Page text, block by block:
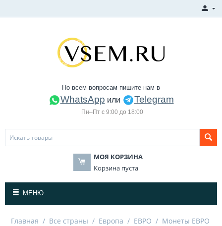
По всем вопросам пишите нам в
WhatsApp или Telegram
Пн–Пт с 9:00 до 18:00
МОЯ КОРЗИНА
Корзина пуста
МЕНЮ
Главная / Все страны / Европа / ЕВРО / Монеты ЕВРО